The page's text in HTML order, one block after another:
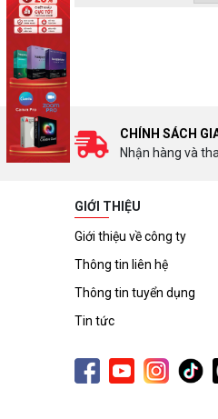
CHÍNH SÁCH
Nhận hàng và
GIỚI THIỆU
Giới thiệu về công ty
Thông tin liên hệ
Thông tin tuyển dụng
Tin tức